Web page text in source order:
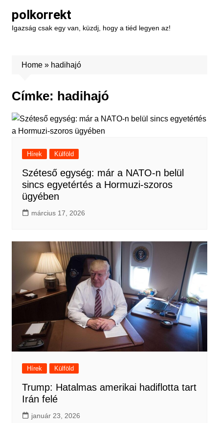
content
polkorrekt
Igazság csak egy van, küzdj, hogy a tiéd legyen az!
Home» hadihajó
Címke: hadihajó
Hírek Külföld
Széteső egység: már a NATO-n belül
sincs egyetértés a Hormuzi-szoros
ügyében
március 17, 2026
Hírek Külföld
Trump: Hatalmas amerikai hadiflotta tart
Irán felé
január 23, 2026